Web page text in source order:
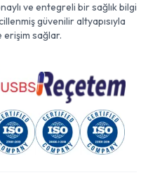
ve entegreli bir sağlık bilgi
güvenilir altyapısıyla
erişim sağlar.